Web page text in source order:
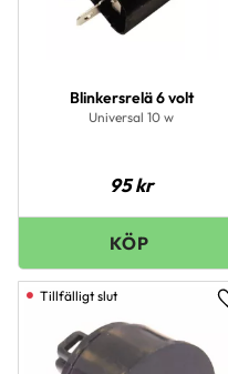
Blinkersrelä 6 volt
Universal 10 w
95kr